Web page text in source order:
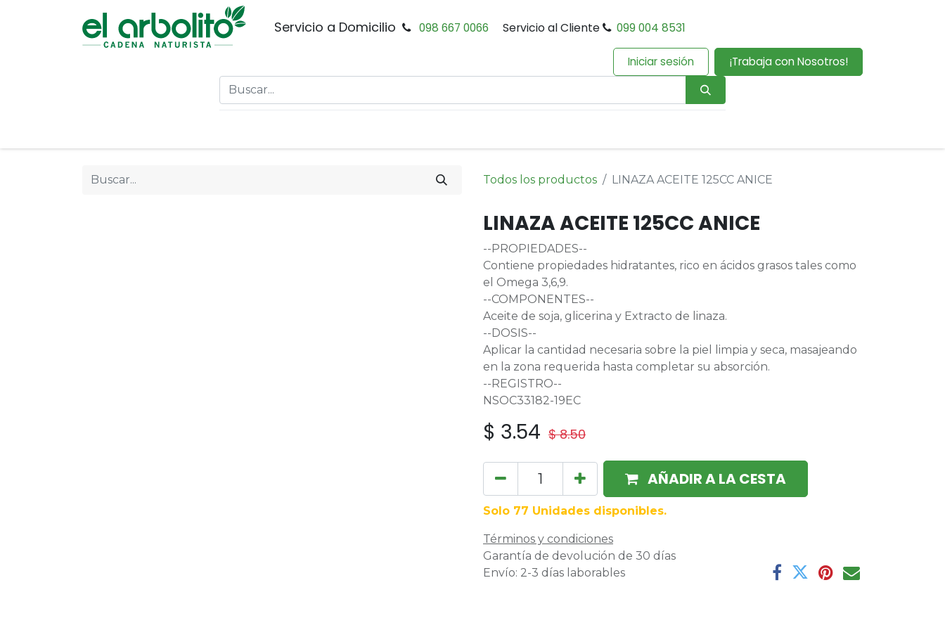
Servicio a Domicilio 098 667 0066 Servicio al Cliente 099 004 8531
Iniciar sesión ¡Trabaja con Nosotros!
Todos los productos LINAZA ACEITE 125CC ANICE
LINAZA ACEITE 125CC ANICE
--PROPIEDADES--
Contiene propiedades hidratantes, rico en ácidos grasos tales como
el Omega 3,6,9.
--COMPONENTES--
Aceite de soja, glicerina y Extracto de linaza.
--DOSIS--
Aplicar la cantidad necesaria sobre la piel limpia y seca, masajeando
en la zona requerida hasta completar su absorción.
--REGISTRO--
NSOC33182-19EC
$ 3.54 $8.50
AÑADIR A LA CESTA
Solo 77 Unidades disponibles.
Términos y condiciones
Garantía de devolución de 30 días
Envío: 2-3 días laborables